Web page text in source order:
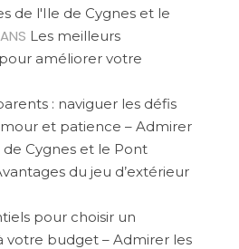
de l'Ile de Cygnes et le
Les meilleurs
améliorer votre
: naviguer les défis
et patience – Admirer
de Cygnes et le Pont
du jeu d’extérieur
pour choisir un
votre budget – Admirer les